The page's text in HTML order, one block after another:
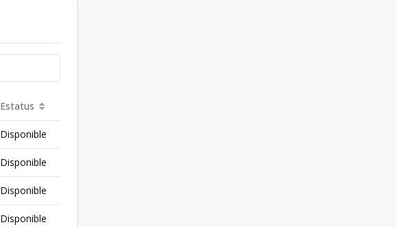
Estatus
Disponible
Disponible
Disponible
Disponible